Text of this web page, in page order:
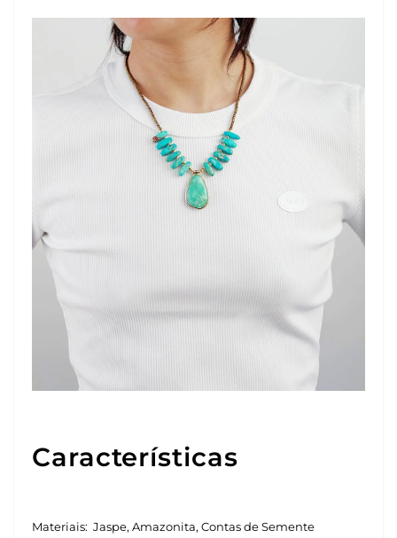
Características
Materiais: Jaspe, Amazonita, Contas de Semente